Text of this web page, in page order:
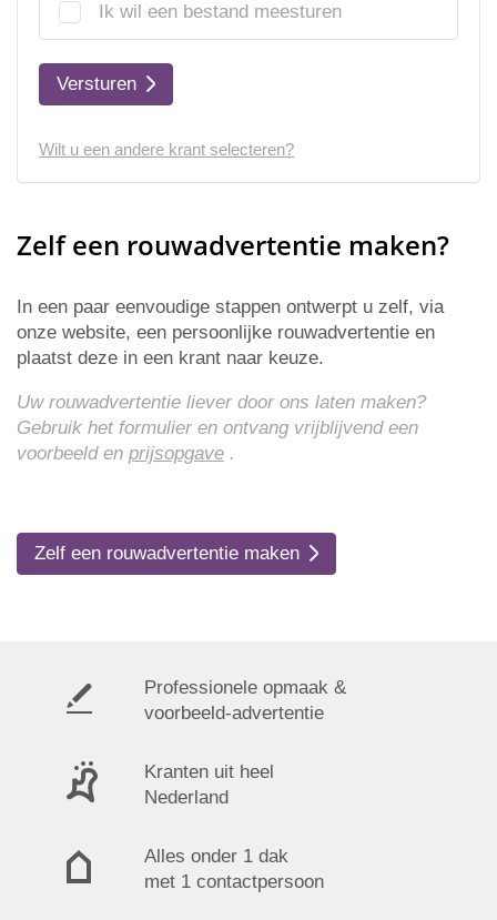
Ik wil een bestand meesturen
Versturen
Wilt u een andere krant selecteren?
Zelf een rouwadvertentie maken?
In een paar eenvoudige stappen ontwerpt u zelf, via
onze website, een persoonlijke rouwadvertentie en
plaatst deze in een krant naar keuze.
Uw rouwadvertentie liever door ons laten maken?
Gebruik het formulier en ontvang vrijblijvend een
voorbeeld en prijsopgave .
Zelf een rouwadvertentie maken
Professionele opmaak &
voorbeeld-advertentie
Kranten uit heel
Nederland
Alles onder 1 dak
met 1 contactpersoon